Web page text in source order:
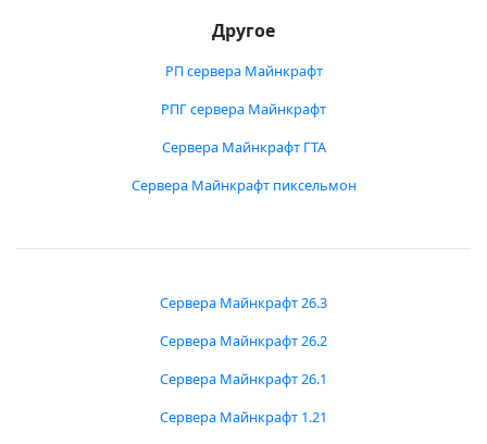
Другое
РП сервера Майнкрафт
РПГ сервера Майнкрафт
Сервера Майнкрафт ГТА
Сервера Майнкрафт пиксельмон
Сервера Майнкрафт 26.3
Сервера Майнкрафт 26.2
Сервера Майнкрафт 26.1
Сервера Майнкрафт 1.21